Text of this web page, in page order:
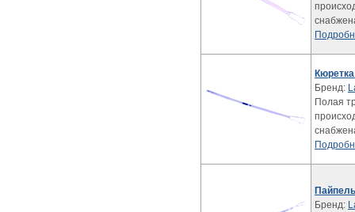
Бренд:
Полая
Бренд: